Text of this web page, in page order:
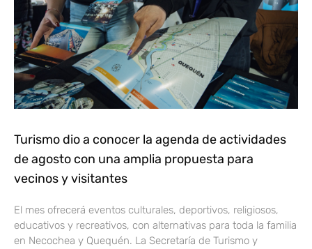
Turismo dio a conocer la agenda de actividades
de agosto con una amplia propuesta para
vecinos y visitantes
El mes ofrecerá eventos culturales, deportivos, religiosos,
educativos y recreativos, con alternativas para toda la familia
en Necochea y Quequén. La Secretaría de Turismo y